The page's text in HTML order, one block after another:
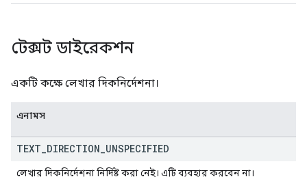
টেক্সট ডাইরেকশন
একটি কক্ষে লেখার দিকনির্দেশনা।
এনামস
TEXT DIRECTION UNSPECIFIED
লেখার দিকনির্দেশনা নির্দিষ্ট করা নেই। এটি ব্যবহার করবেন না।